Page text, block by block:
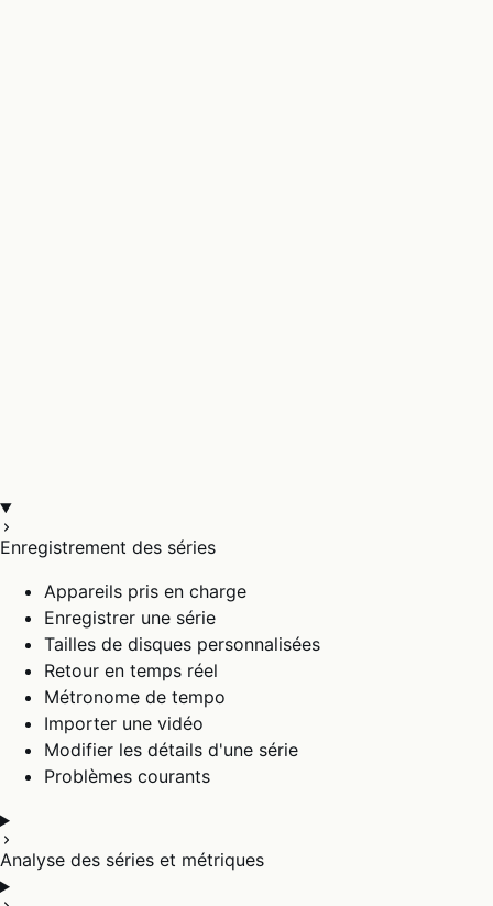
Enregistrement des séries
Appareils pris en charge
Enregistrer une série
Tailles de disques personnalisées
Retour en temps réel
Métronome de tempo
Importer une vidéo
Modifier les détails d'une série
Problèmes courants
Analyse des séries et métriques